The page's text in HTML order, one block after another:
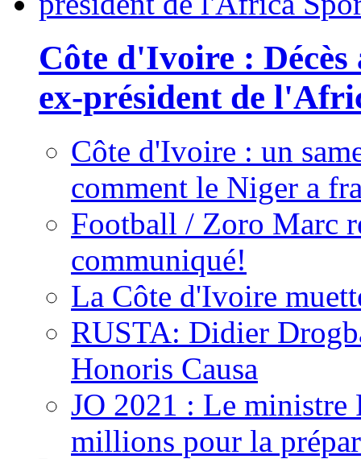
Côte d'Ivoire :
ex-président de
Côte d'Ivoire : un
comment le Niger a
Football / Zoro Marc
communiqué!
La Côte d'Ivoire
RUSTA: Didier
Honoris Causa
JO 2021 : Le ministre
millions pour la